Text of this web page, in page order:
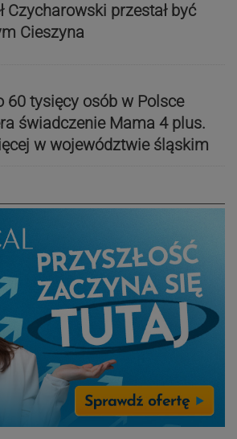
Czycharowski przestał być
Cieszyna
60 tysięcy osób w Polsce
świadczenie Mama 4 plus.
w województwie śląskim